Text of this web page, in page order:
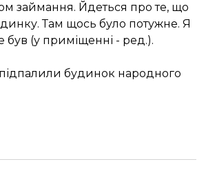
займання. Йдеться про те, що
Там щось було потужне. Я
(у приміщенні - ред.).
підпалили будинок народного